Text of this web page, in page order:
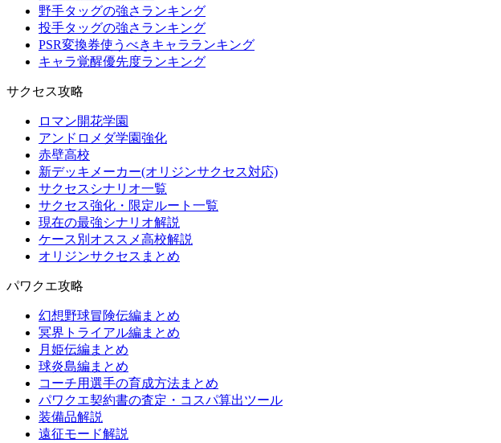
野手タッグの強さランキング
投手タッグの強さランキング
PSR変換券使うべきキャラランキング
キャラ覚醒優先度ランキング
サクセス攻略
ロマン開花学園
アンドロメダ学園強化
赤壁高校
新デッキメーカー(オリジンサクセス対応)
サクセスシナリオ一覧
サクセス強化・限定ルート一覧
現在の最強シナリオ解説
ケース別オススメ高校解説
オリジンサクセスまとめ
パワクエ攻略
幻想野球冒険伝編まとめ
冥界トライアル編まとめ
月姫伝編まとめ
球炎島編まとめ
コーチ用選手の育成方法まとめ
パワクエ契約書の査定・コスパ算出ツール
装備品解説
遠征モード解説